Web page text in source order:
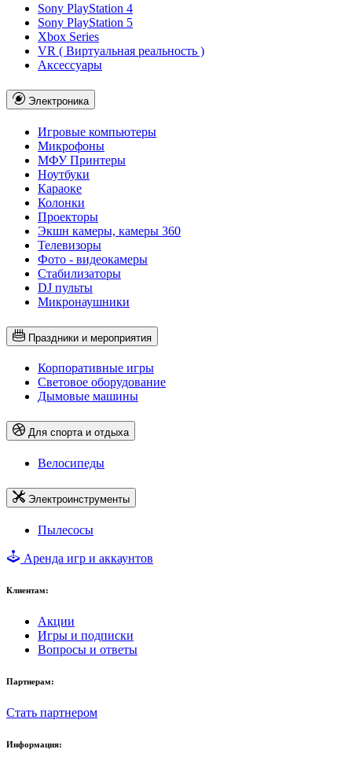
Sony PlayStation 4
Sony PlayStation 5
Xbox Series
VR ( Виртуальная реальность )
Аксессуары
Электроника
Игровые компьютеры
Микрофоны
МФУ Принтеры
Ноутбуки
Караоке
Колонки
Проекторы
Экшн камеры, камеры 360
Телевизоры
Фото - видеокамеры
Стабилизаторы
DJ пульты
Микронаушники
Праздники и мероприятия
Корпоративные игры
Световое оборудование
Дымовые машины
Для спорта и отдыха
Велосипеды
Электроинструменты
Пылесосы
Аренда игр и аккаунтов
Клиентам:
Акции
Игры и подписки
Вопросы и ответы
Партнерам:
Стать партнером
Информация: